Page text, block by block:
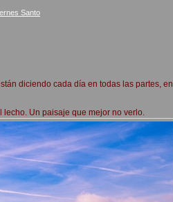
Santo
diciendo cada día en todas las partes, en
Un paisaje que mejor no verlo.